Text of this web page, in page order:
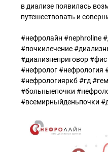
в диализе появилась
путешествовать и
#нефролайн #nephroline
#почкилечение
#диализнеприговор
#нефролог #нефрология
#нефрологияркб #гд
#больныепочки
#всемирныйденьпочки